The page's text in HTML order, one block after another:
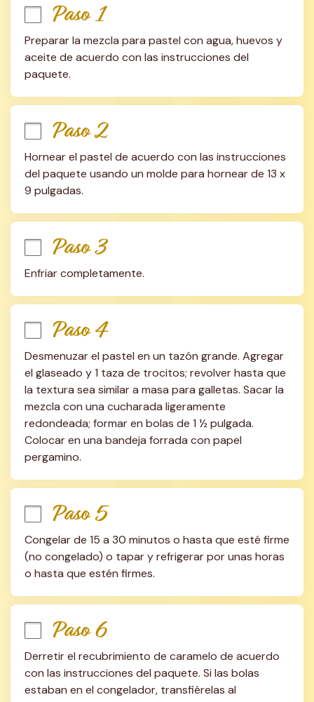
Paso 1
Preparar la mezcla para pastel con agua, huevos y
aceite de acuerdo con las instrucciones del
paquete.
Paso 2
Hornear el pastel de acuerdo con las instrucciones
del paquete usando un molde para hornear de 13 x
9 pulgadas.
Paso 3
Enfriar completamente.
Paso 4
Desmenuzar el pastel en un tazón grande. Agregar
el glaseado y 1 taza de trocitos; revolver hasta que
la textura sea similar a masa para galletas. Sacar la
mezcla con una cucharada ligeramente
redondeada; formar en bolas de 1 ½ pulgada.
Colocar en una bandeja forrada con papel
pergamino.
Paso 5
Congelar de 15 a 30 minutos o hasta que esté firme
(no congelado) o tapar y refrigerar por unas horas
o hasta que estén firmes.
Paso 6
Derretir el recubrimiento de caramelo de acuerdo
con las instrucciones del paquete. Si las bolas
estaban en el congelador, transfiérelas al